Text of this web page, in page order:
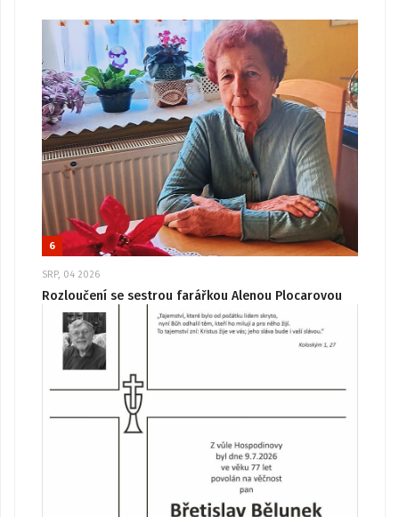
6
SRP, 04 2026
Rozloučení se sestrou farářkou Alenou Plocarovou